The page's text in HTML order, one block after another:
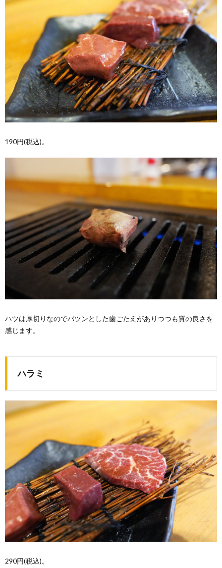
190円(税込)。
ハツは厚切りなのでパツンとした歯ごたえがありつつも質の良さを
感じます。
ハラミ
290円(税込)。